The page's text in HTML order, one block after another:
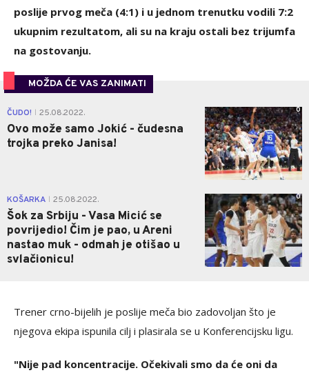
poslije prvog meča (4:1) i u jednom trenutku vodili 7:2
ukupnim rezultatom, ali su na kraju ostali bez trijumfa
na gostovanju.
MOŽDA ĆE VAS ZANIMATI
ČUDO! 25.08.2022.
Ovo može samo Jokić - čudesna
trojka preko Janisa!
0
KOŠARKA 25.08.2022.
Šok za Srbiju - Vasa Micić se
povrijedio! Čim je pao, u Areni
nastao muk - odmah je otišao u
svlačionicu!
0
Trener crno-bijelih je poslije meča bio zadovoljan što je
njegova ekipa ispunila cilj i plasirala se u Konferencijsku ligu.
"Nije pad koncentracije. Očekivali smo da će oni da